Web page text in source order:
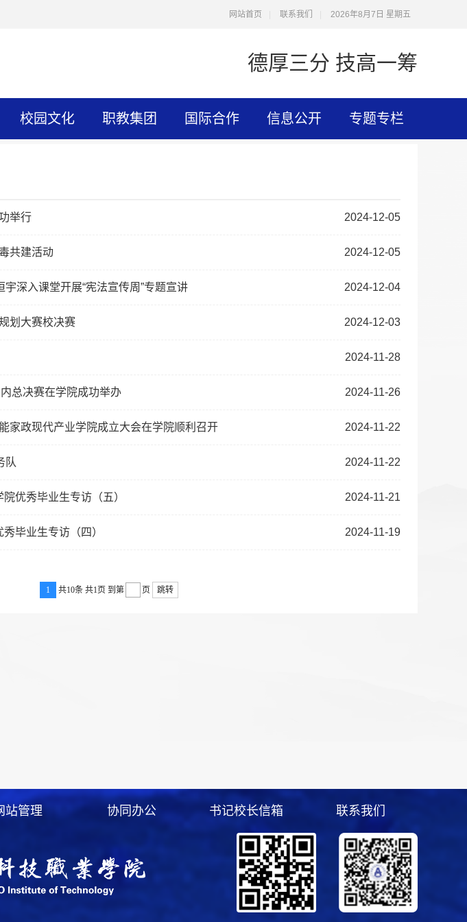
网站首页 联系我们 2026年8月7日 星期五
德厚三分 技高一筹
校园文化 职教集团 国际合作 信息公开 专题专栏
举行 2024-12-05
共建活动 2024-12-05
宇深入课堂开展“宪法宣传周”专题宣讲 2024-12-04
划大赛校决赛 2024-12-03
2024-11-28
总决赛在学院成功举办 2024-11-26
家政现代产业学院成立大会在学院顺利召开 2024-11-22
队 2024-11-22
优秀毕业生专访（五） 2024-11-21
毕业生专访（四） 2024-11-19
1 共10条 共1页 到第 页 跳转
站管理 协同办公 书记校长信箱 联系我们